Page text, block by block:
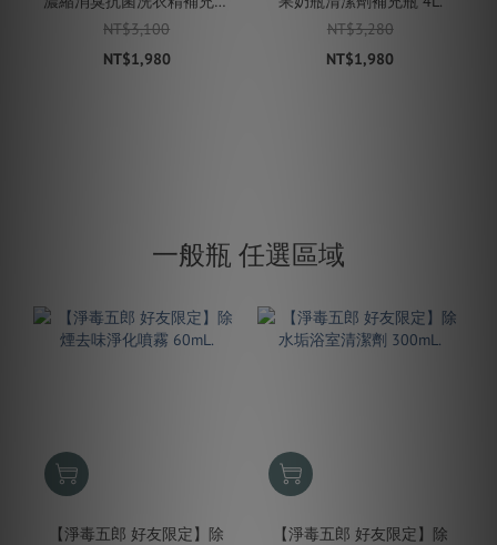
4L
NT$3,100
NT$1,980
NT$3,280
NT$1,980
一般瓶 任選區域
【淨毒五郎 好友限定】除
【淨毒五郎 好友限定】除